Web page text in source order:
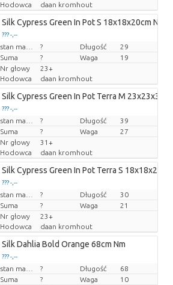
Hodowca
daan kromhout
Silk Cypress Green In Pot S 18x18x20cm Nm
??? -,--
Cena za sztukę
? Długość
29
Suma
? Waga
19
Nr głowy
23+
Hodowca
daan kromhout
Silk Cypress Green In Pot Terra M
??? -,--
Cena za sztukę
? Długość
39
Suma
? Waga
27
Nr głowy
31+
Hodowca
daan kromhout
Silk Cypress Green In Pot Terra S
??? -,--
Cena za sztukę
? Długość
30
Suma
? Waga
21
Nr głowy
23+
Hodowca
daan kromhout
Silk Dahlia Bold Orange 68cm Nm
??? -,--
Cena za sztukę
? Długość
68
Suma
? Waga
10